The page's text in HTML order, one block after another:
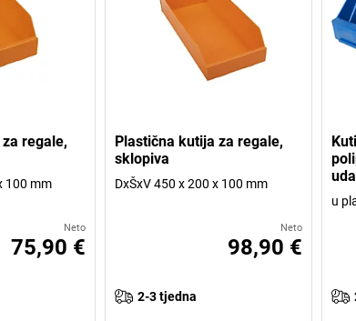
regale,
100 mm
Neto
75,90 €
Plastična kutija za regale,
sklopiva
DxŠxV 450 x 200 x 100 mm
Neto
98,90 €
2-3 tjedna
u